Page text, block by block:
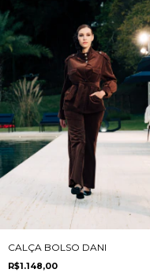
CALÇA BOLSO DANI
R$1.148,00